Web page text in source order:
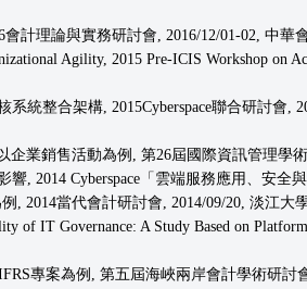
計理論與實務研討會, 2016/12/01-02, 中華
Agility, 2015 Pre-ICIS Workshop on
統整合架構, 2015Cyberspace聯合研討
業銷售活動為例, 第26屆國際資訊管理學
, 2014 Cyberspace「雲端服務應用、安
, 2014當代會計研討會, 2014/09/20, 淡江大
of IT Governance: A Study Based on
專案為例, 第五屆海峽兩岸會計學術研